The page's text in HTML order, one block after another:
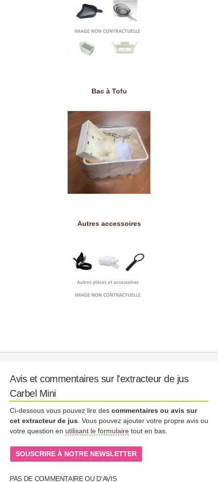
Bac à Tofu
Autres accessoires
Avis et commentaires sur l'extracteur de jus
Carbel Mini
Ci-dessous vous pouvez lire des commentaires ou avis sur
cet extracteur de jus . Vous pouvez ajouter votre propre avis ou
votre question en utilisant le formulaire tout en bas.
SOUSCRIRE À NOTRE NEWSLETTER
PAS DE COMMENTAIRE OU D'AVIS